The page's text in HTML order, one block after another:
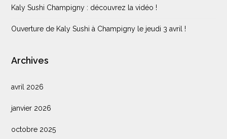
Kaly Sushi Champigny : découvrez la vidéo !
Ouverture de Kaly Sushi à Champigny le jeudi 3 avril !
Archives
avril 2026
janvier 2026
octobre 2025